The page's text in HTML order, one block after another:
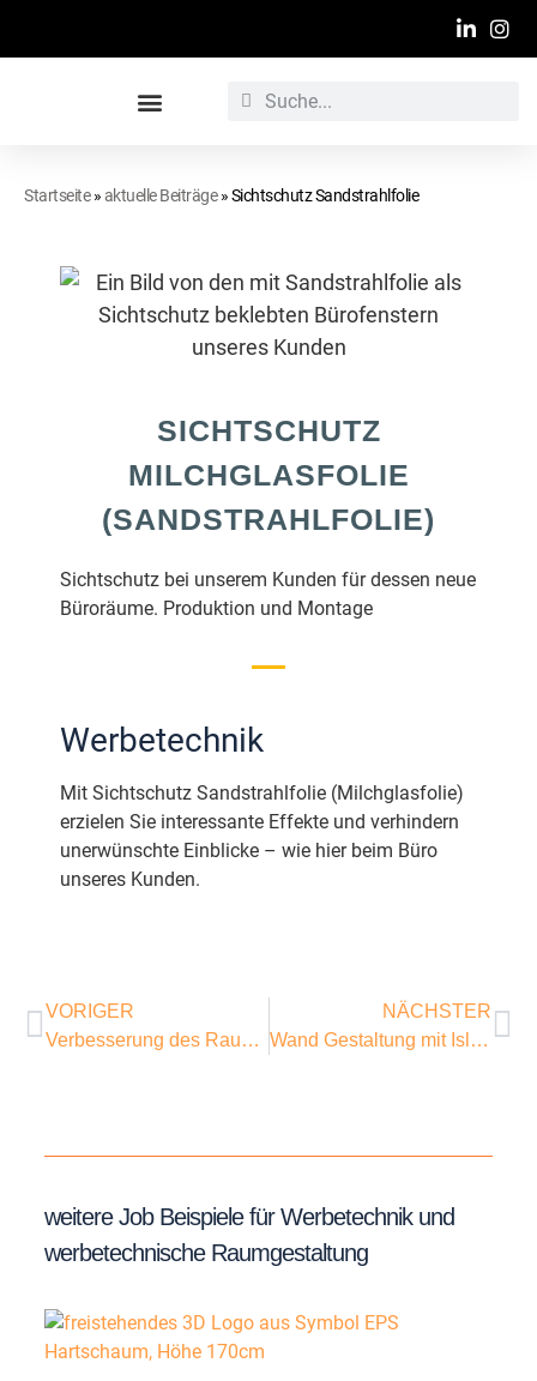
Startseite»aktuelle Beiträge»Sichtschutz Sandstrahlfolie
SICHTSCHUTZ
MILCHGLASFOLIE
(SANDSTRAHLFOLIE)
Sichtschutz bei unserem Kunden für dessen neue
Büroräume. Produktion und Montage
Werbetechnik
Mit Sichtschutz Sandstrahlfolie (Milchglasfolie)
erzielen Sie interessante Effekte und verhindern
unerwünschte Einblicke – wie hier beim Büro
unseres Kunden.
VORIGER
Verbesserung des Raumgefühls
NÄCHSTER
Wand Gestaltung mit Island Mooskreis
weitere Job Beispiele für Werbetechnik und
werbetechnische Raumgestaltung